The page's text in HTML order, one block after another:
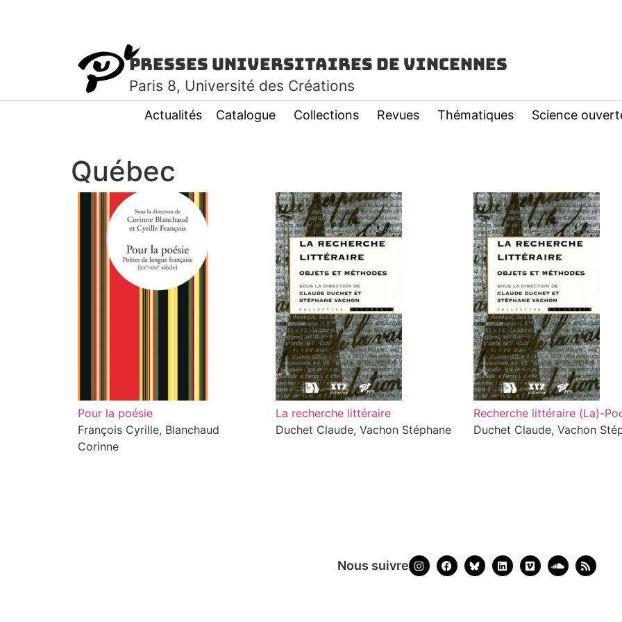
Presses Universitaires de Vincennes
Paris 8, Université des Créations
Actualités Catalogue Collections Revues Thématiques Science
Québec
Pour la poésie
François Cyrille, Blanchaud
Corinne
La recherche littéraire
Duchet Claude, Vachon Stéphane
Recherche littéraire (La)-
Duchet Claude, Vachon
Nous suivre